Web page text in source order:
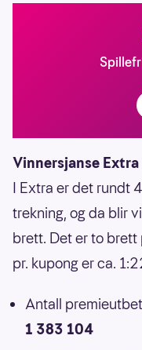
Vinnersjanse Extra
I Extra er det rundt
trekning, og da blir
brett. Det er to brett
pr. kupong er ca.
Antall
1 383 104